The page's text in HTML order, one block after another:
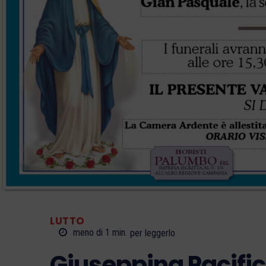
LUTTO
meno di 1 min. per leggerlo